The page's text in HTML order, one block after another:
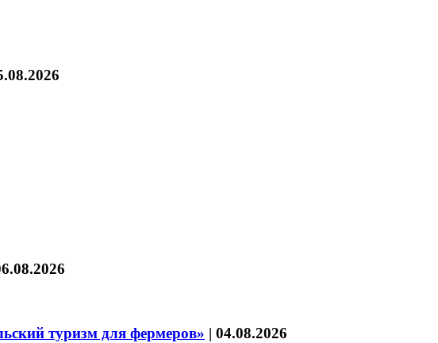
туризм для фермеров» | 04.08.2026